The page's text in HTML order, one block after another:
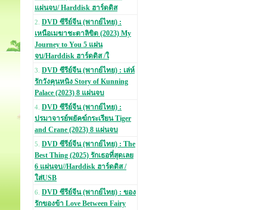
แผ่นจบ/ Harddisk ฮาร์ดดิส
2. DVD ซีรีย์จีน (พากย์ไทย) :
เหนือเมฆาชะตาลิขิต (2023) My
Journey to You 5 แผ่น
จบ/Harddisk ฮาร์ดดิส /ใ
3. DVD ซีรีย์จีน (พากย์ไทย) : เล่ห์
รักวังคุนหนิง Story of Kunning
Palace (2023) 8 แผ่นจบ
4. DVD ซีรีย์จีน (พากย์ไทย) :
ปรมาจารย์พยัคฆ์กระเรียน Tiger
and Crane (2023) 8 แผ่นจบ
5. DVD ซีรีย์จีน (พากย์ไทย) : The
Best Thing (2025) รักเธอที่สุดเลย
6 แผ่นจบ//Harddisk ฮาร์ดดิส /
ใส่USB
6. DVD ซีรีย์จีน (พากย์ไทย) : ของ
รักของข้า Love Between Fairy